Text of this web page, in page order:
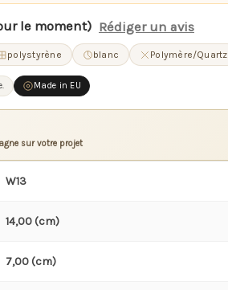
le moment) Rédiger un avis
polystyrène blanc Polymère/Quartz
Made in EU
sur votre projet
W13
14,00 (cm)
7,00 (cm)